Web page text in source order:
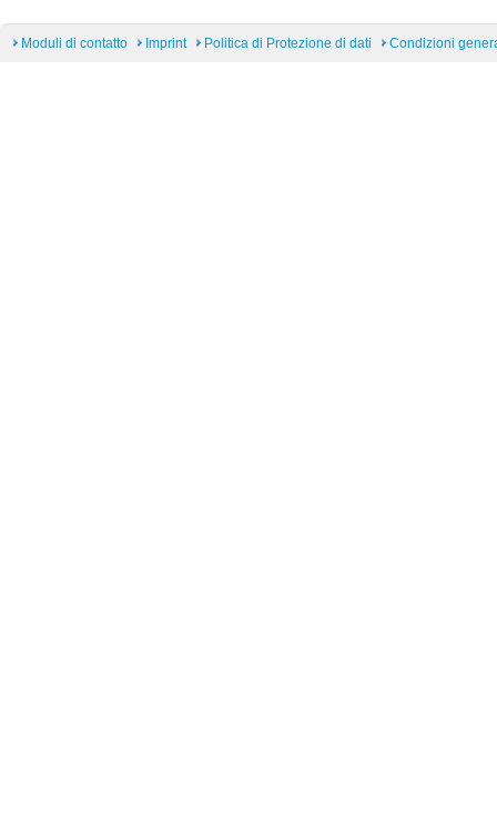
Moduli di contatto Imprint Politica di Protezione di dati Condizioni